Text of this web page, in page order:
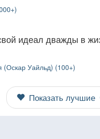
идеал дважды в
(Оскар Уайльд) (100+)
Показать лучшие